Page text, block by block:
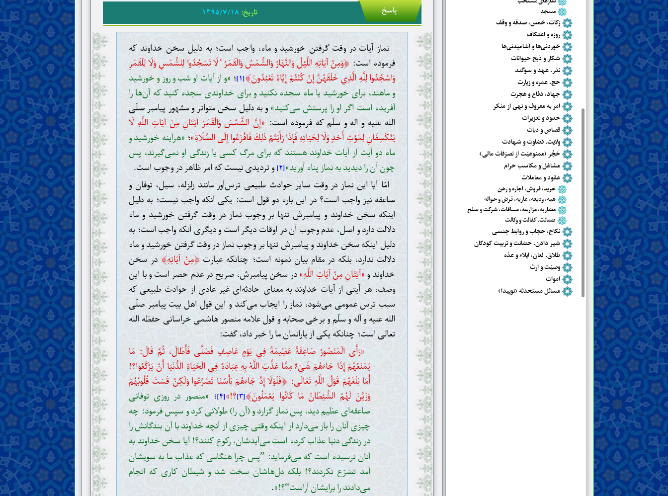
پاسخ تاریخ: ۱۳۹۵/۷/۱۸
نماز آیات در وقت گرفتن خورشید و ماه، واجب است؛ به دلیل سخن خداوند که
فرموده است: ﴿وَمِنْ آيَاتِهِ اللَّيْلُ وَالنَّهَارُ وَالشَّمْسُ وَالْقَمَرُ ۚ لَا تَسْجُدُوا لِلشَّمْسِ وَلَا لِلْقَمَرِ
وَاسْجُدُوا لِلَّهِ الَّذِي خَلَقَهُنَّ إِنْ كُنْتُمْ إِيَّاهُ تَعْبُدُونَ﴾[۱] ؛ «و از آیات او شب و روز و خورشید
و ماهند، برای خورشید یا ماه سجده نکنید و برای خداوندی سجده کنید که آن‌ها را
آفریده است اگر او را پرستش می‌کنید»و به دلیل سخن متواتر و مشهور پیامبر صلّی
الله علیه و آله و سلّم که فرموده است: «إِنَّ الشَّمْسَ وَالْقَمَرَ آيَتَانِ مِنْ آيَاتِ اللَّهِ لَا
يَنْكَسِفَانِ لِمَوْتِ أَحَدٍ وَلَا لِحَيَاتِهِ فَإِذَا رَأَيْتُمْ ذَلِكَ فَافْزَعُوا إِلَى الصَّلَاةِ»؛ «هرآینه خورشید و
ماه دو آیت از آیات خداوند هستند که برای مرگ کسی یا زندگی او نمی‌گیرند، پس
چون آن را دیدید به نماز پناه آورید»[۲]
و تردیدی نیست که امر ظاهر در وجوب است.
امّا آیا این نماز در وقت سایر حوادث طبیعی ترس‌آور مانند زلزله، سیل، توفان و
صاعقه نیز واجب است؟ در این باره دو قول است: یکی آنکه واجب نیست؛ به دلیل
اینکه سخن خداوند و پیامبرش تنها بر وجوب نماز در وقت گرفتن خورشید و ماه
دلالت دارد و اصل، عدم وجوب آن در اوقات دیگر است و دیگری آنکه واجب است؛ به
دلیل اینکه سخن خداوند و پیامبرش تنها بر وجوب نماز در وقت گرفتن خورشید و ماه
دلالت ندارد، بلکه در مقام بیان نمونه است؛ چنانکه عبارت﴿مِنْ آيَاتِهِ﴾ در سخن
خداوند و«آيَتَانِ مِنْ آيَاتِ اللَّهِ»در سخن پیامبرش، صریح در عدم حصر است و با این
وصف، هر آیتی از آیات خداوند به معنای حادثه‌ای غیر عادی از حوادث طبیعی که
سبب ترس عمومی می‌شود، نماز را ایجاب می‌کند و این قول اهل بیت پیامبر صلّی
الله علیه و آله و سلّم و برخی صحابه و قول علامه منصور هاشمی خراسانی حفظه الله
تعالی است؛ چنانکه یکی از یارانمان ما را خبر داد، گفت:
«رَأَى الْمَنْصُورُ صَاعِقَةً عَظِيمَةً فِي يَوْمٍ عَاصِفٍ فَصَلَّى فَأَطَالَ، ثُمَّ قَالَ: مَا
يَمْنَعُهُمْ إِذَا جَاءَهُمْ شَيْءٌ مِمَّا عَذَّبَ اللَّهُ بِهِ عِبَادَهُ فِي الْحَيَاةِ الدُّنْيَا أَنْ يَرْكَعُوا؟!
أَمَا بَلَغَهُمْ قَوْلُ اللَّهِ تَعَالَى: ﴿فَلَوْلَا إِذْ جَاءَهُمْ بَأْسُنَا تَضَرَّعُوا وَلَكِنْ قَسَتْ قُلُوبُهُمْ
وَزَيَّنَ لَهُمُ الشَّيْطَانُ مَا كَانُوا يَعْمَلُونَ﴾[۳] ؟!»[۴] ؛ «منصور در روزی توفانی
صاعقه‌ای عظیم دید، پس نماز گزارد و (آن را) طولانی کرد و سپس فرمود: چه
چیزی آنان را باز می‌دارد از اینکه وقتی چیزی از آنچه خداوند با آن بندگانش را
در زندگی دنیا عذاب کرده است می‌آیدشان، رکوع کنند؟! آیا سخن خداوند به
آنان نرسیده است که می‌فرماید:”پس چرا هنگامی که عذاب ما به سویشان
آمد تضرّع نکردند؟! بلکه دل‌هاشان سخت شد و شیطان کاری که انجام
می‌دادند را برایشان آراست“؟!».
مسجد
زکات، خمس، صدقه و وقف
روزه و اعتکاف
خوردنی‌ها و آشامیدنی‌ها
شکار و ذبح حیوانات
نذر، عهد و سوگند
حج، عمره و زیارت
جهاد، دفاع و هجرت
امر به معروف و نهی از منکر
حدود و تعزیرات
قصاص و دیات
ولایت، قضاوت و شهادت
حَجْر (ممنوعیّت از تصرّفات مالی)
مشاغل و مکاسب حرام
عقود و معاملات
خرید، فروش، اجاره و رهن
هبه، ودیعه، عاریه، قرض و حواله
مضاربه، مزارعه، مساقات، شرکت و صلح
ضمانت، کفالت و وکالت
نکاح، حجاب و روابط جنسی
شیر دادن، حضانت و تربیت کودکان
طلاق، لعان، ایلاء و عدّه
وصیّت و ارث
اموات
مسائل مستحدثه (نوپیدا)